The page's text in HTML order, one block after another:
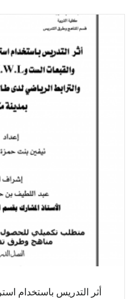
أثر التدريس باستخدام